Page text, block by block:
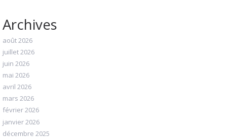
Archives
août 2026
juillet 2026
juin 2026
mai 2026
avril 2026
mars 2026
février 2026
janvier 2026
décembre 2025